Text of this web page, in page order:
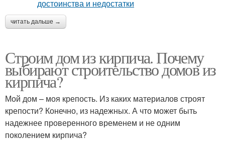
читать дальше →
Строим дом из кирпича. Почему
выбирают строительство домов из
кирпича?
Мой дом – моя крепость. Из каких материалов строят
крепости? Конечно, из надежных. А что может быть
надежнее проверенного временем и не одним
поколением кирпича?